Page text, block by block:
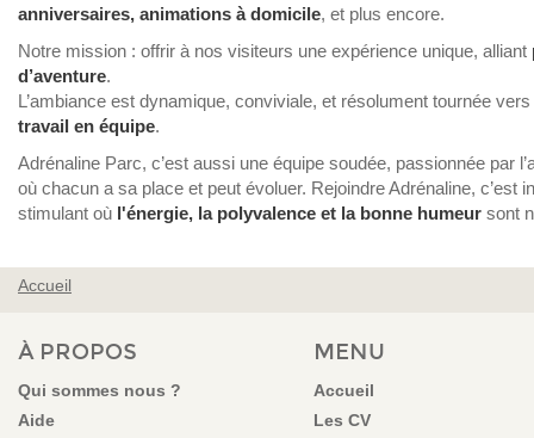
anniversaires, animations à domicile, et plus encore.
Notre mission : offrir à nos visiteurs une expérience unique, alliant
d’aventure.
L’ambiance est dynamique, conviviale, et résolument tournée
travail en équipe.
Adrénaline Parc, c’est aussi une équipe soudée, passionnée par
où chacun a sa place et peut évoluer. Rejoindre Adrénaline, c’est
stimulant où l'énergie, la polyvalence et la bonne humeur sont
VOUS ÊTES ICI
Accueil
À PROPOS
Qui sommes nous ?
Aide
MENU
Accueil
Les CV